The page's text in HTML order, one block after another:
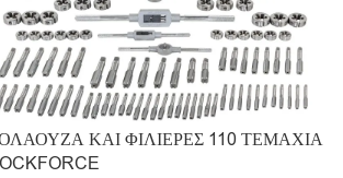
ΚΑΙ ΦΙΛΙΕΡΕΣ 110 ΤΕΜΑΧΙΑ